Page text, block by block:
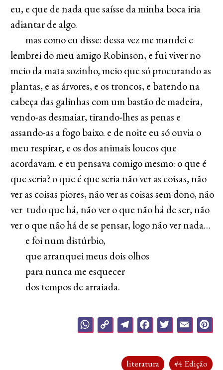
eu, e que de nada que saísse da minha boca iria
adiantar de algo.
mas como eu disse: dessa vez me mandei e
lembrei do meu amigo Robinson, e fui viver no
meio da mata sozinho, meio que só procurando as
plantas, e as árvores, e os troncos, e batendo na
cabeça das galinhas com um bastão de madeira,
vendo-as desmaiar, tirando-lhes as penas e
assando-as a fogo baixo. e de noite eu só ouvia o
meu respirar, e os dos animais loucos que
acordavam. e eu pensava comigo mesmo: o que é
que seria? o que é que seria não ver as coisas, não
ver as coisas piores, não ver as coisas sem dono, não
ver tudo que há, não ver o que não há de ser, não
ver o que não há de se pensar, logo não ver nada…
e foi num distúrbio,
que arranquei meus dois olhos
para nunca me esquecer
dos tempos de arraiada.
WhatsApp
CopyTelegram
Facebook
Twitter
literatura #4 Edição